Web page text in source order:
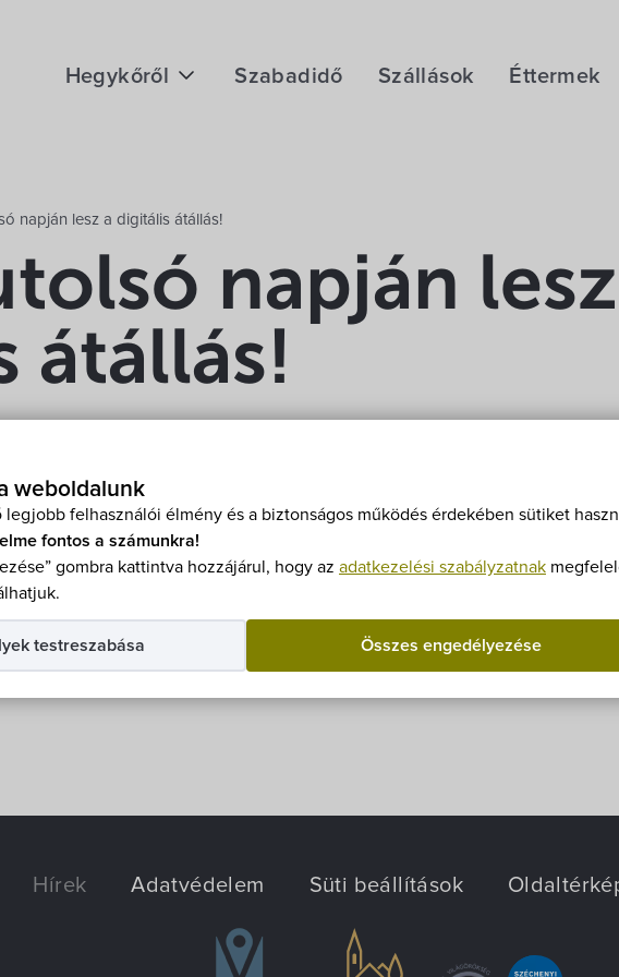
weboldalunk
felhasználói élmény és a biztonságos működés érdekében sütiket
fontos a számunkra!
gombra kattintva hozzájárul, hogy az adatkezelési szabályzatnak
Összes engedélyezése
testreszabása
Hegykőről
Földrajzi adottság
Éghajlat
Hegykő történelme
Szabadidő Szállások Éttermek
napján lesz a digitális átállás!
napján
átállás!
földfelszíni sugárzásra településünket 2013. július 13-án állítják át.
mit jelent, kiket érint, és kik kaphatnak hozzá támogatást…
Hírek Adatvédelem Süti beállítások